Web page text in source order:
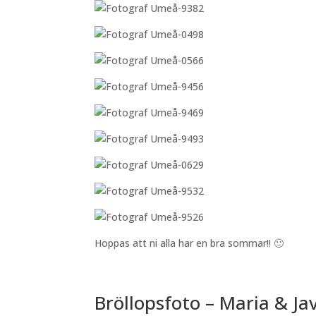
Hoppas att ni alla har en bra sommar!! 🙂
Bröllopsfoto – Maria &